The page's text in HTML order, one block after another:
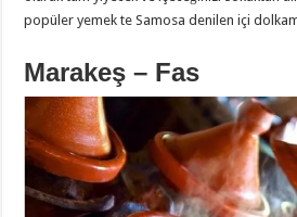
popüler yemek te Samosa denilen içi
Marakeş – Fas